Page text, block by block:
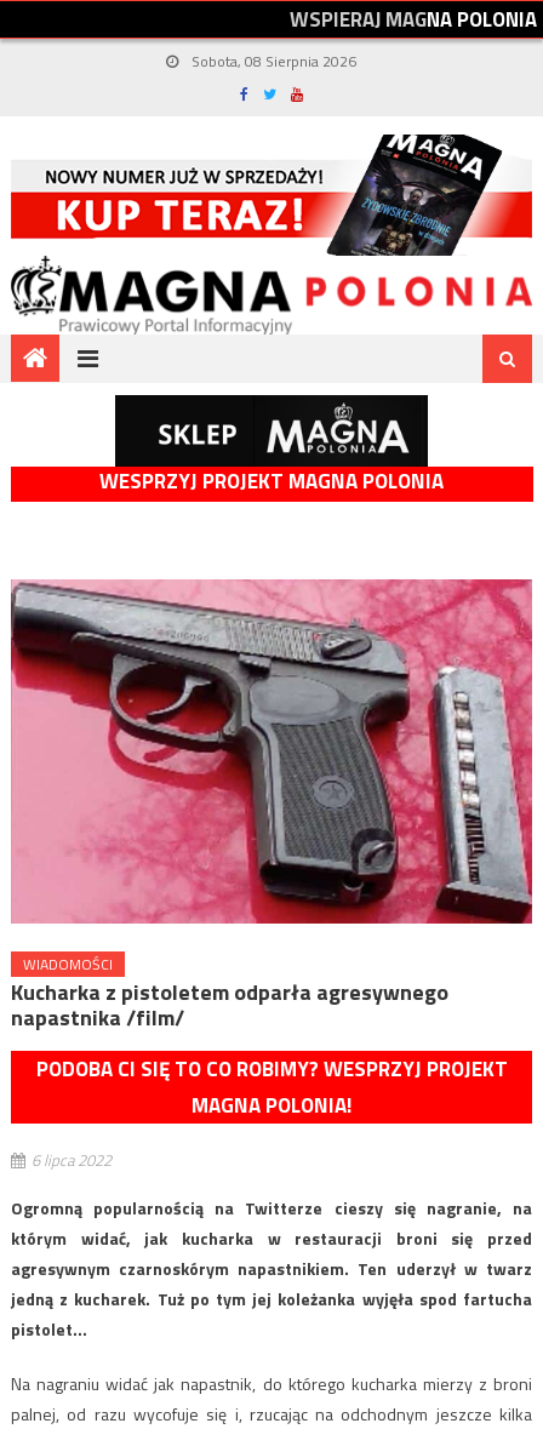
WSPIERAJMAGNAPOLONIA
Sobota, 08 Sierpnia 2026
WESPRZYJ PROJEKT MAGNA POLONIA
WIADOMOŚCI
Kucharka z pistoletem odparła agresywnego
napastnika /film/
PODOBA CI SIĘ TO CO ROBIMY? WESPRZYJ PROJEKT
MAGNA POLONIA!
6 lipca 2022
Ogromną popularnością na Twitterze cieszy się nagranie, na
którym widać, jak kucharka w restauracji broni się przed
agresywnym czarnoskórym napastnikiem. Ten uderzył w twarz
jedną z kucharek. Tuż po tym jej koleżanka wyjęła spod fartucha
pistolet…
Na nagraniu widać jak napastnik, do którego kucharka mierzy z broni
palnej, od razu wycofuje się i, rzucając na odchodnym jeszcze kilka